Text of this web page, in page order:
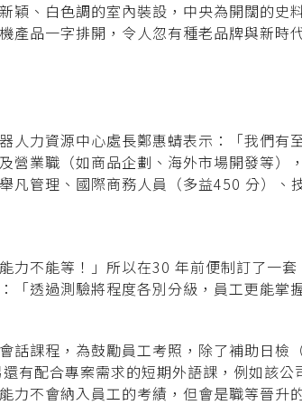
穎、白色調的室內裝設，中央為開闊的史
品一字排開，令人忽有種老品牌與新時
人力資源中心處長鄭惠蜻表示：「我們有
營業職（如商品企劃、海外市場開發等）
凡管理、國際商務人員（多益450 分）、
力不能等！」所以在30 年前便制訂了一
透過測驗將程度各別分級，員工更能掌
話課程，為鼓勵員工考照，除了補助日檢
有配合專案需求的短期外語課，例如該
不會納入員工的考績，但會是職等晉升